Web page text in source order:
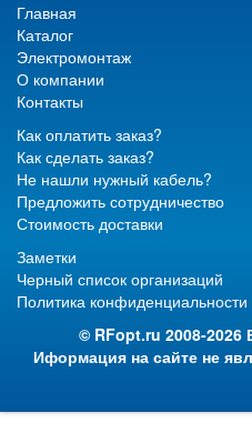
Главная
Каталог
Электромонтаж
О компании
Контакты
Как оплатить заказ?
Как сделать заказ?
Не нашли нужный кабель?
Предложить сотрудничество
Стоимость доставки
Заметки
Черный список организаций
Политика конфиденциальности
© RFopt.ru 2008-
Иформация на сайте не